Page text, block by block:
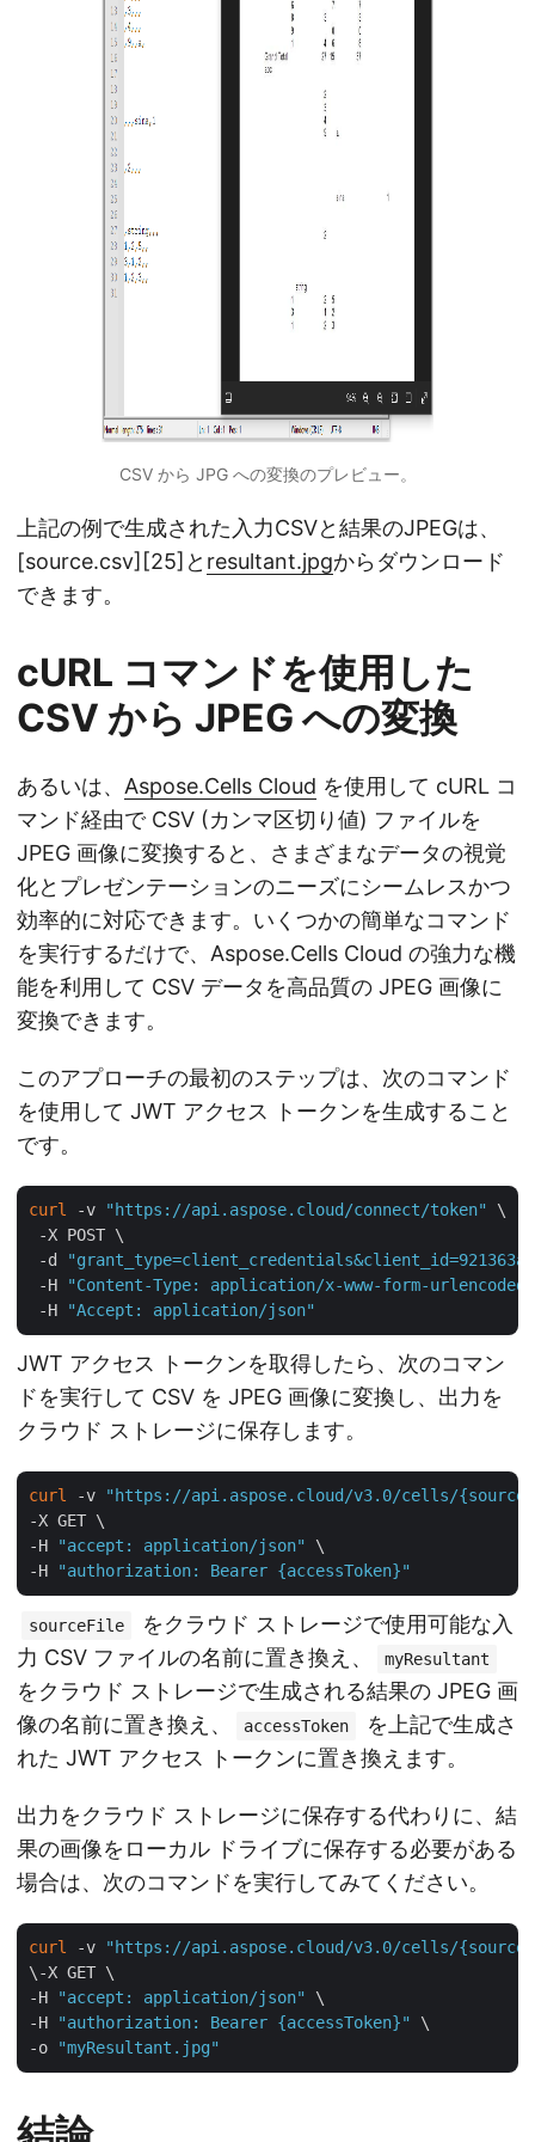
CSV から JPG への変換のプレビュー。
上記の例で生成された入力CSVと結果のJPEGは、
[source.csv][25]と resultant.jpgからダウンロード
できます。
cURL コマンドを使用した
CSV から JPEG への変換
あるいは、 Aspose.Cells Cloud を使用して cURL コ
マンド経由で CSV (カンマ区切り値) ファイルを
JPEG 画像に変換すると、さまざまなデータの視覚
化とプレゼンテーションのニーズにシームレスかつ
効率的に対応できます。いくつかの簡単なコマンド
を実行するだけで、Aspose.Cells Cloud の強力な機
能を利用して CSV データを高品質の JPEG 画像に
変換できます。
このアプローチの最初のステップは、次のコマンド
を使用して JWT アクセス トークンを生成すること
です。
curl -v "https://api.aspose.cloud/connect/token"
\
-X POST \
-d
"grant_type=client_credentials&client_id=921363a8-
-H
"Content-Type: application/x-www-form-urlencoded"
-H
"Accept: application/json"
JWT アクセス トークンを取得したら、次のコマン
ドを実行して CSV を JPEG 画像に変換し、出力を
クラウド ストレージに保存します。
curl -v
"https://api.aspose.cloud/v3.0/cells/
-X GET \
-H
"accept: application/json"
\
-H
"authorization: Bearer {accessToken}"
sourceFile
をクラウド ストレージで使用可能な入
力 CSV ファイルの名前に置き換え、
myResultant
をクラウド ストレージで生成される結果の JPEG 画
像の名前に置き換え、
accessToken
を上記で生成さ
れた JWT アクセス トークンに置き換えます。
出力をクラウド ストレージに保存する代わりに、結
果の画像をローカル ドライブに保存する必要がある
場合は、次のコマンドを実行してみてください。
curl -v
"https://api.aspose.cloud/v3.0/cells/
\-X GET \
-H
"accept: application/json"
\
-H
"authorization: Bearer {accessToken}"
\
-o
"myResultant.jpg"